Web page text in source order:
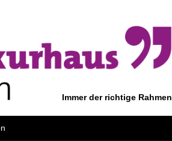
Immer der richtige Rahmen